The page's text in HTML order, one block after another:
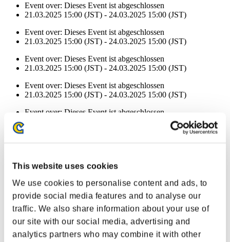
This website uses cookies
We use cookies to personalise content and ads, to
provide social media features and to analyse our
traffic. We also share information about your use of
our site with our social media, advertising and
analytics partners who may combine it with other
Event over: Dieses Event ist abgeschlossen
21.03.2025 15:00 (JST) - 24.03.2025 15:00 (JST)
Event over: Dieses Event ist abgeschlossen
21.03.2025 15:00 (JST) - 24.03.2025 15:00 (JST)
Event over: Dieses Event ist abgeschlossen
21.03.2025 15:00 (JST) - 24.03.2025 15:00 (JST)
Event over: Dieses Event ist abgeschlossen
21.03.2025 15:00 (JST) - 24.03.2025 15:00 (JST)
Event over: Dieses Event ist abgeschlossen
21.03.2025 15:00 (JST) - 24.03.2025 15:00 (JST)
Event-Belohnungen
Nach Leistung
Abschnitte abgeschlossen: 5 oder mehr
Einfacher Treffer
Abschnitte abgeschlossen: 10 oder mehr